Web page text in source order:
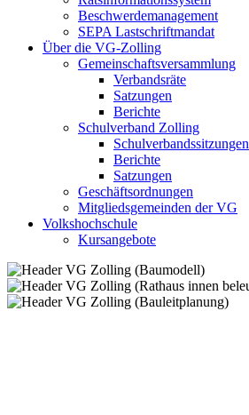
Beschwerdemanagement
SEPA Lastschriftmandat
Über die VG-Zolling
Gemeinschaftsversammlung
Verbandsräte
Satzungen
Berichte
Schulverband Zolling
Schulverbandssitzungen
Berichte
Satzungen
Geschäftsordnungen
Mitgliedsgemeinden der VG
Volkshochschule
Kursangebote